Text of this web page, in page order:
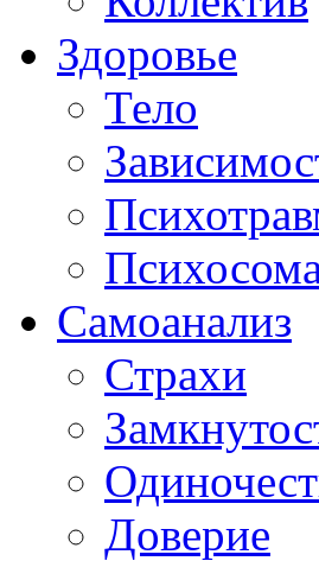
Здоровье
Тело
Самоанализ
Страхи
Доверие